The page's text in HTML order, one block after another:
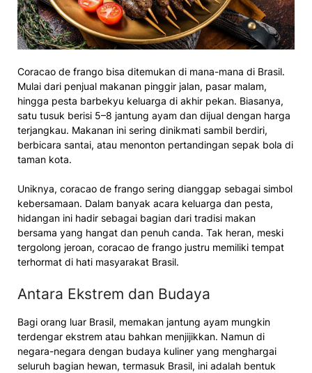
Coracao de frango bisa ditemukan di mana-mana di Brasil.
Mulai dari penjual makanan pinggir jalan, pasar malam,
hingga pesta barbekyu keluarga di akhir pekan. Biasanya,
satu tusuk berisi 5–8 jantung ayam dan dijual dengan harga
terjangkau. Makanan ini sering dinikmati sambil berdiri,
berbicara santai, atau menonton pertandingan sepak bola di
taman kota.
Uniknya, coracao de frango sering dianggap sebagai simbol
kebersamaan. Dalam banyak acara keluarga dan pesta,
hidangan ini hadir sebagai bagian dari tradisi makan
bersama yang hangat dan penuh canda. Tak heran, meski
tergolong jeroan, coracao de frango justru memiliki tempat
terhormat di hati masyarakat Brasil.
Antara Ekstrem dan Budaya
Bagi orang luar Brasil, memakan jantung ayam mungkin
terdengar ekstrem atau bahkan menjijikkan. Namun di
negara-negara dengan budaya kuliner yang menghargai
seluruh bagian hewan, termasuk Brasil, ini adalah bentuk